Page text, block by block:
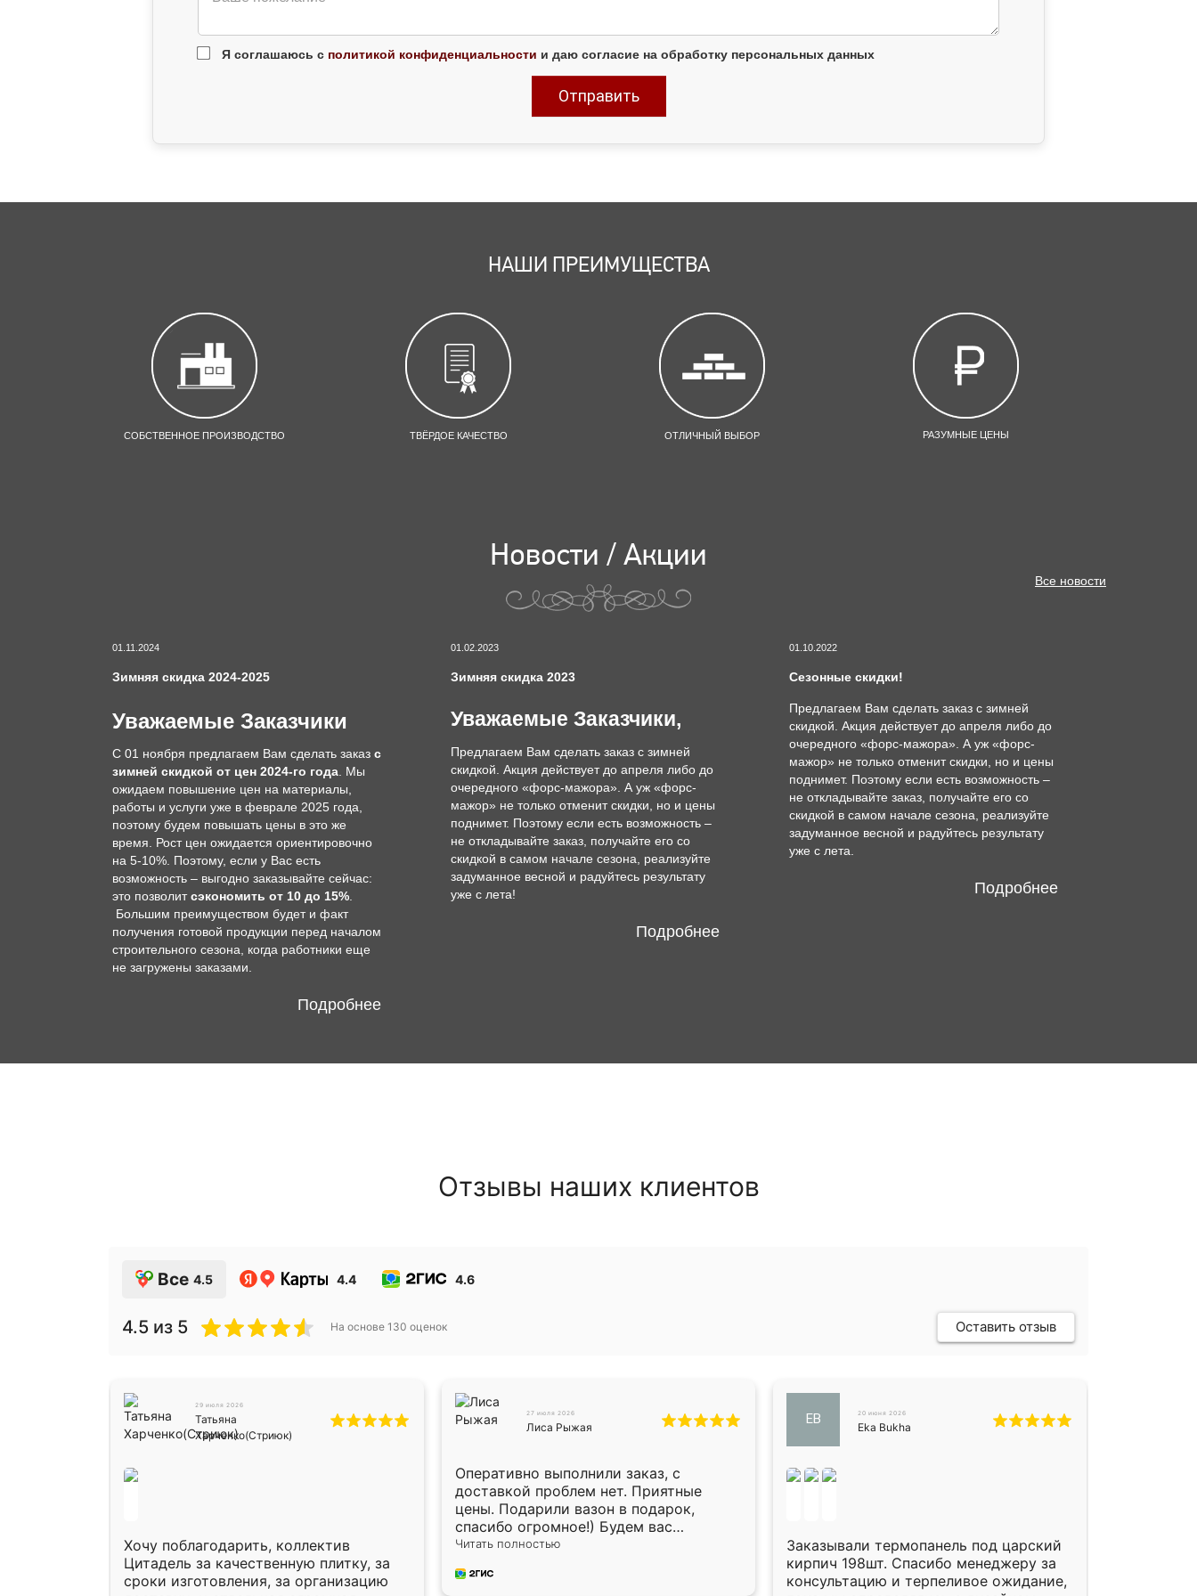
Я соглашаюсь с политикой конфиденциальности и даю согласие на обработку персональных данных
НАШИ ПРЕИМУЩЕСТВА
СОБСТВЕННОЕ ПРОИЗВОДСТВО ТВЁРДОЕ КАЧЕСТВО ОТЛИЧНЫЙ ВЫБОР РАЗУМНЫЕ ЦЕНЫ
Новости / Акции
Все новости
01.11.2024
Зимняя скидка 2024-2025
Уважаемые Заказчики
С 01 ноября предлагаем Вам сделать заказ с
зимней скидкой от цен 2024-го года . Мы
ожидаем повышение цен на материалы,
работы и услуги уже в феврале 2025 года,
поэтому будем повышать цены в это же
время. Рост цен ожидается ориентировочно
на 5-10%. Поэтому, если у Вас есть
возможность – выгодно заказывайте сейчас:
это позволитсэкономить от 10 до 15%
Большим преимуществом будет и факт
получения готовой продукции перед началом
строительного сезона, когда работники еще
не загружены заказами.
Подробнее
01.02.2023
Зимняя скидка 2023
Уважаемые Заказчики,
Предлагаем Вам сделать заказ с зимней
скидкой. Акция действует до апреля либо до
очередного «форс-мажора». А уж «форс-
мажор» не только отменит скидки, но и цены
поднимет. Поэтому если есть возможность –
не откладывайте заказ, получайте его со
скидкой в самом начале сезона, реализуйте
задуманное весной и радуйтесь результату
уже с лета!
Подробнее
01.10.2022
Сезонные скидки!
Предлагаем Вам сделать заказ с зимней
скидкой. Акция действует до апреля либо до
очередного «форс-мажора». А уж «форс-
мажор» не только отменит скидки, но и цены
поднимет. Поэтому если есть возможность –
не откладывайте заказ, получайте его со
скидкой в самом начале сезона, реализуйте
задуманное весной и радуйтесь результату
уже с лета.
Подробнее
Отзывы наших клиентов
Все 4.5 4.4 4.6
4.5 из 5 На основе 130 оценок Оставить отзыв
29 июля 2026
Татьяна
Харченко(Стриюк)
Хочу поблагодарить, коллектив
Цитадель за качественную плитку, за
сроки изготовления, за организацию
27 июля 2026
Лиса Рыжая
Оперативно выполнили заказ, с
доставкой проблем нет. Приятные
цены. Подарили вазон в подарок,
спасибо огромное!) Будем вас
рекомендовать знакомым!)
Читать полностью
EB 20 июня 2026
Eka Bukha
Заказывали термопанель под царский
кирпич 198шт. Спасибо менеджеру за
консультацию и терпеливое ожидание,